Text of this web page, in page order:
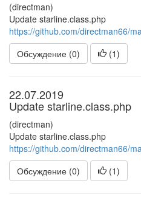
(directman)
Update starline.class.php
https://github.com/directman66/
Обсуждение (0)
(1)
22.07.2019
Update starline.class.php
(directman)
Update starline.class.php
https://github.com/directman66/
Обсуждение (0)
(1)